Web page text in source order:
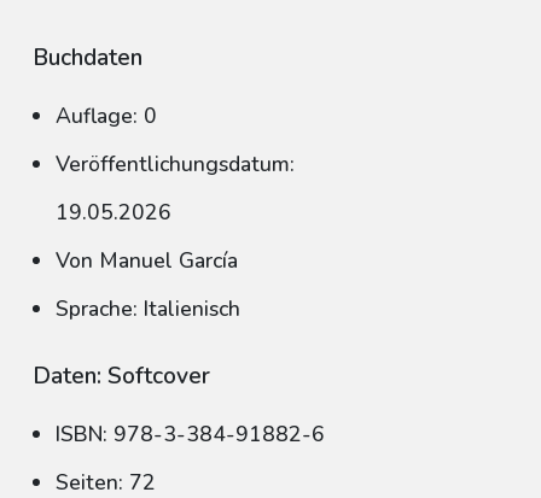
Buchdaten
Auflage: 0
Veröffentlichungsdatum:
19.05.2026
Von Manuel García
Sprache: Italienisch
Daten: Softcover
ISBN: 978-3-384-91882-6
Seiten: 72